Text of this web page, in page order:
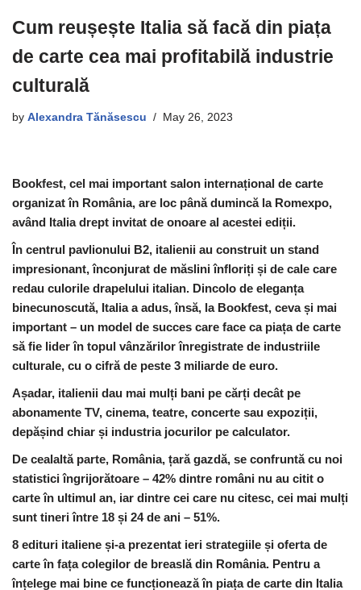
Cum reușește Italia să facă din piața
de carte cea mai profitabilă industrie
culturală
by Alexandra Tănăsescu May 26, 2023
Bookfest, cel mai important salon internațional de carte
organizat în România, are loc până dumincă la Romexpo,
având Italia drept invitat de onoare al acestei ediții.
În centrul pavlionului B2, italienii au construit un stand
impresionant, înconjurat de măslini înfloriți și de cale care
redau culorile drapelului italian. Dincolo de eleganța
binecunoscută, Italia a adus, însă, la Bookfest, ceva și mai
important – un model de succes care face ca piața de carte
să fie lider în topul vânzărilor înregistrate de industriile
culturale, cu o cifră de peste 3 miliarde de euro.
Așadar, italienii dau mai mulți bani pe cărți decât pe
abonamente TV, cinema, teatre, concerte sau expoziții,
depășind chiar și industria jocurilor pe calculator.
De cealaltă parte, România, țară gazdă, se confruntă cu noi
statistici îngrijorătoare – 42% dintre români nu au citit o
carte în ultimul an, iar dintre cei care nu citesc, cei mai mulți
sunt tineri între 18 și 24 de ani – 51%.
8 edituri italiene și-a prezentat ieri strategiile și oferta de
carte în fața colegilor de breaslă din România. Pentru a
înțelege mai bine ce funcționează în piața de carte din Italia